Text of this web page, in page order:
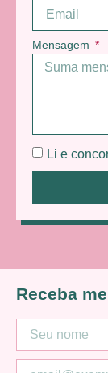
Mensagem
Li e
Receba